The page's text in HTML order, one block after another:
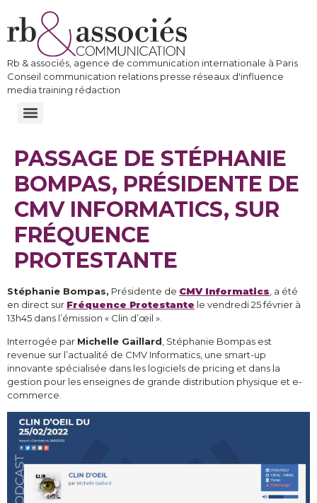
Rb & associés, agence de communication internationale à Paris
Conseil communication relations presse réseaux d'influence
media training rédaction
PASSAGE DE STÉPHANIE
BOMPAS, PRÉSIDENTE DE
CMV INFORMATICS, SUR
FRÉQUENCE
PROTESTANTE
Stéphanie Bompas, Présidente de CMV Informatics , a été
en direct sur Fréquence Protestante le vendredi 25 février à
13h45 dans l’émission « Clin d’œil ».
Interrogée par Michelle Gaillard , Stéphanie Bompas est
revenue sur l’actualité de CMV Informatics, une smart-up
innovante spécialisée dans les logiciels de pricing et dans la
gestion pour les enseignes de grande distribution physique et e-
commerce.